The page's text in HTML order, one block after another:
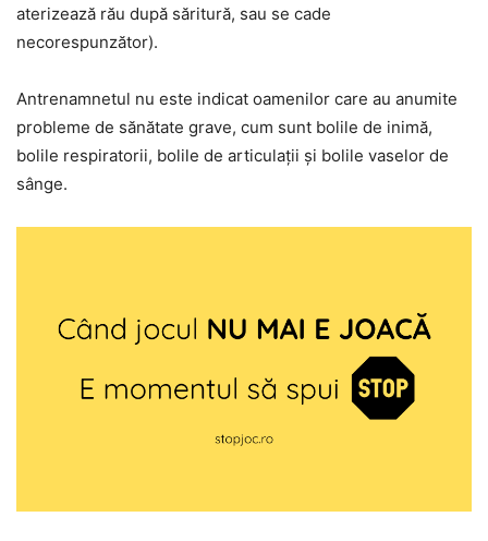
aterizează rău după săritură, sau se cade
necorespunzător).
Antrenamnetul nu este indicat oamenilor care au anumite
probleme de sănătate grave, cum sunt bolile de inimă,
bolile respiratorii, bolile de articulații și bolile vaselor de
sânge.